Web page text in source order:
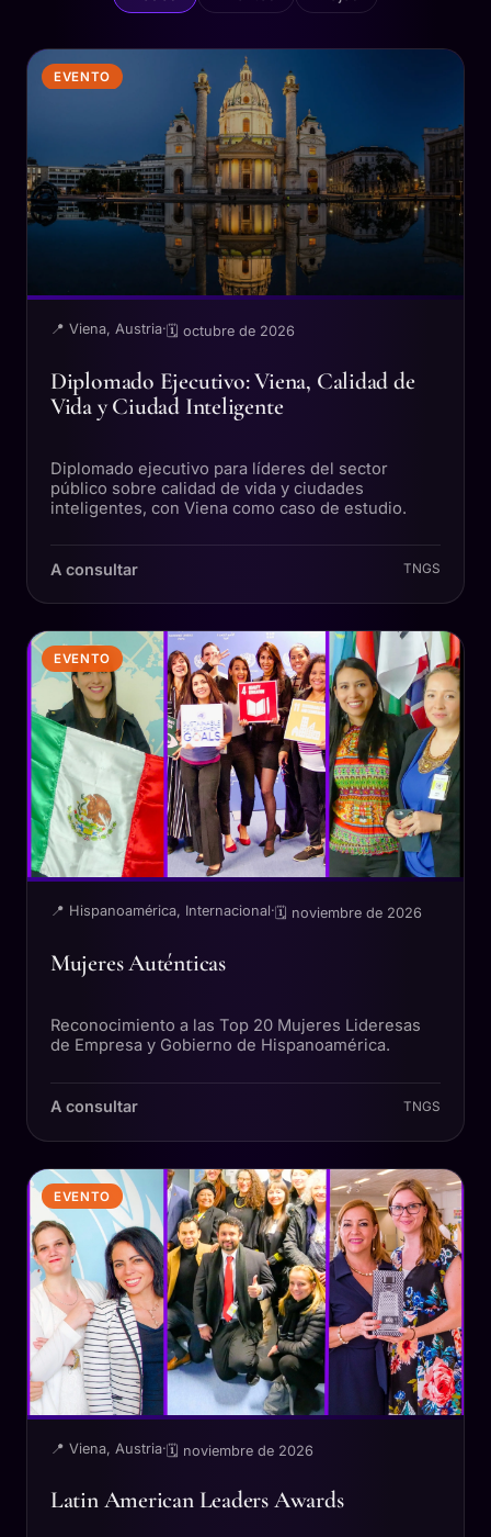
EVENTO
📍 Viena, Austria· 🗓 octubre de 2026
Diplomado Ejecutivo: Viena, Calidad de
Vida y Ciudad Inteligente
Diplomado ejecutivo para líderes del sector
público sobre calidad de vida y ciudades
inteligentes, con Viena como caso de estudio.
A consultar TNGS
EVENTO
📍 Hispanoamérica, Internacional· 🗓 noviembre de 2026
Mujeres Auténticas
Reconocimiento a las Top 20 Mujeres Lideresas
de Empresa y Gobierno de Hispanoamérica.
A consultar TNGS
EVENTO
📍 Viena, Austria· 🗓 noviembre de 2026
Latin American Leaders Awards